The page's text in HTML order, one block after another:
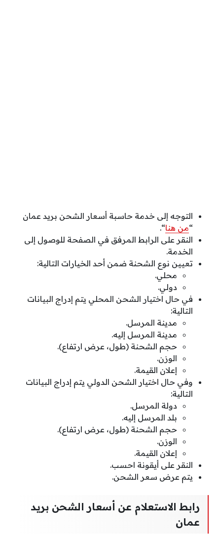
التوجه إلى خدمة حاسبة أسعار الشحن بريد عمان
“من هنا“.
النقر على الرابط المرفق في الصفحة للوصول إلى
الخدمة.
تعيين نوع الشحنة ضمن أحد الخيارات التالية:
محلي.
دولي.
في حال اختيار الشحن المحلي يتم إدراج البيانات
التالية:
مدينة المرسل.
مدينة المرسل إليه.
حجم الشحنة (طول، عرض ارتفاع).
الوزن.
إعلان القيمة.
وفي حال اختيار الشحن الدولي يتم إدراج البيانات
التالية:
دولة المرسل.
بلد المرسل إليه.
حجم الشحنة (طول، عرض ارتفاع).
الوزن.
إعلان القيمة.
النقر على أيقونة احسب.
يتم عرض سعر الشحن.
رابط الاستعلام عن أسعار الشحن بريد
عمان